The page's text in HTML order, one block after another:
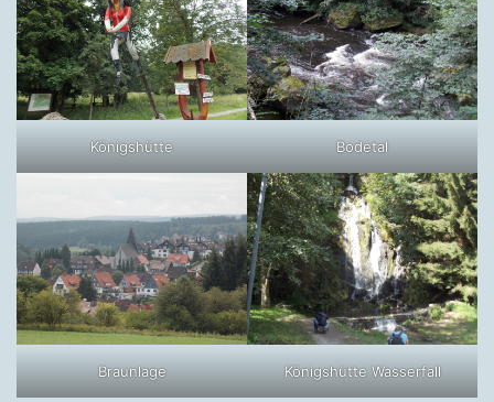
Königshütte Bodetal
Braunlage Königshütte Wasserfall